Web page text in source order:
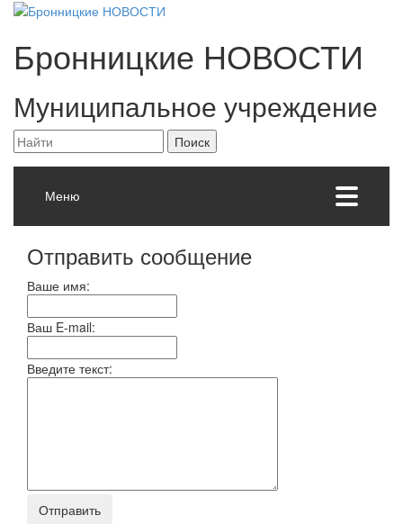
Бронницкие НОВОСТИ
Муниципальное учреждение
Меню
Отправить сообщение
Ваше имя:
Ваш E-mail:
Введите текст: